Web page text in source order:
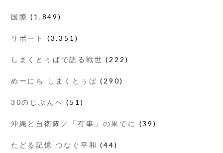
国際 (1,849)
リポート (3,351)
しまくとぅばで語る戦世 (222)
めーにち しまくとぅば (290)
30のじぶんへ (51)
沖縄と自衛隊／「有事」の果てに (39)
たどる記憶 つなぐ平和 (44)